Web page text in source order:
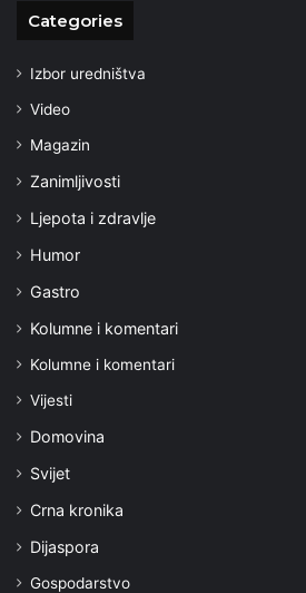
Categories
Izbor uredništva
Video
Magazin
Zanimljivosti
Ljepota i zdravlje
Humor
Gastro
Kolumne i komentari
Kolumne i komentari
Vijesti
Domovina
Svijet
Crna kronika
Dijaspora
Gospodarstvo